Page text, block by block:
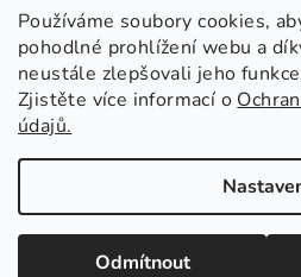
Používáme soubory cookies,
pohodlné prohlížení webu a
neustále zlepšovali jeho
Zjistěte více informací o
údajů.
Odmítnout
Copyright 2026SALTED.
nastavení
NOVINKY ZE
Toužíte dostávat novinky z
Salted Home
Salted Kids & Home
Chci být v